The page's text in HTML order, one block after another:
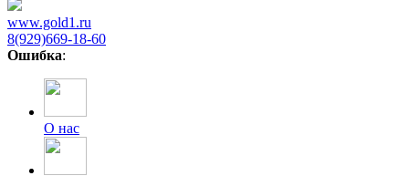
www.gold1.ru
8(929)669-18-60
Ошибка:
О нас